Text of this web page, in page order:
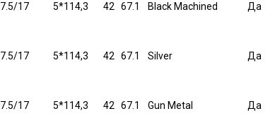
7.5/17 5*114,3 42 67.1 Black Machined Да
7.5/17 5*114,3 42 67.1 Silver Да
7.5/17 5*114,3 42 67.1 Gun Metal Да